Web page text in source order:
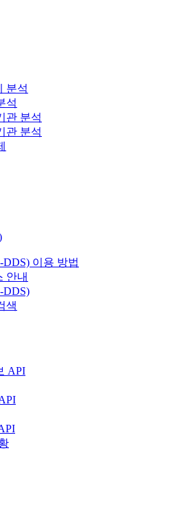
분석
석
관 분석
관 분석
이용 방법
안내
DDS)
색
API